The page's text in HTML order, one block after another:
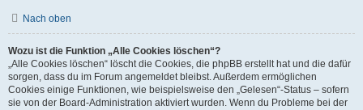
Nach oben
Wozu ist die Funktion „Alle Cookies löschen“?
„Alle Cookies löschen“ löscht die Cookies, die phpBB erstellt hat und die dafür
sorgen, dass du im Forum angemeldet bleibst. Außerdem ermöglichen
Cookies einige Funktionen, wie beispielsweise den „Gelesen“-Status – sofern
sie von der Board-Administration aktiviert wurden. Wenn du Probleme bei der